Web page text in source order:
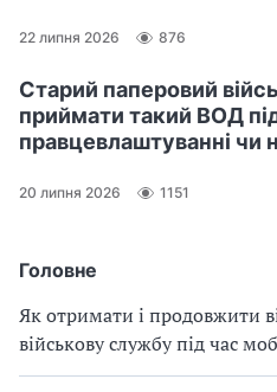
Головне
Як отримати і продовжити
військову службу під час
22 липня 2026 876
Старий паперовий
приймати такий ВОД
правцевлаштуванні чи
20 липня 2026 1151